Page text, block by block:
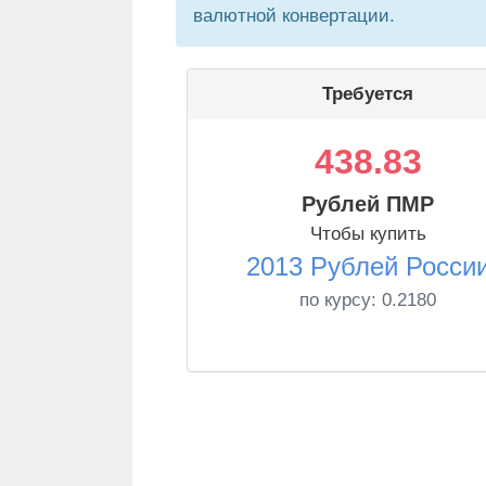
валютной конвертации.
Требуется
438.83
Рублей ПМР
Чтобы купить
2013 Рублей
по курсу: 0.2180